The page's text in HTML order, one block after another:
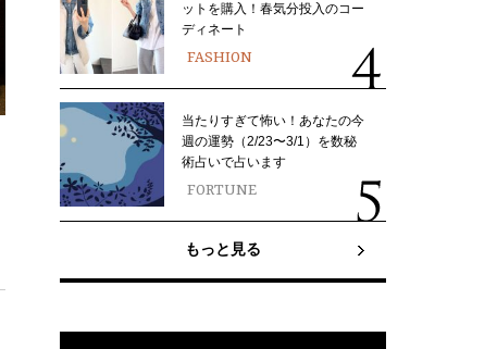
ットを購入！春気分投入のコー
ディネート
FASHION
当たりすぎて怖い！あなたの今
週の運勢（2/23〜3/1）を数秘
術占いで占います
FORTUNE
もっと見る